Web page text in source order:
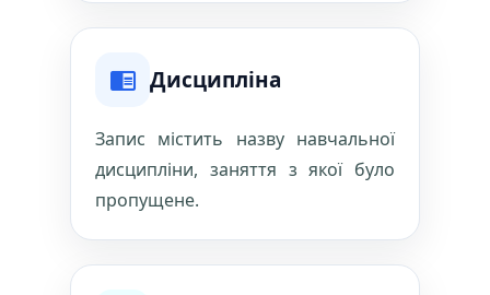
Дисципліна
Запис містить назву навчальної
дисципліни, заняття з якої було
пропущене.